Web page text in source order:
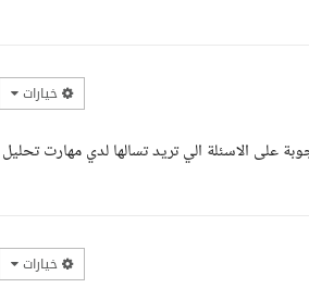
خيارات
على الاسئلة الي تريد تسالها لدي مهارت تحليل
خيارات